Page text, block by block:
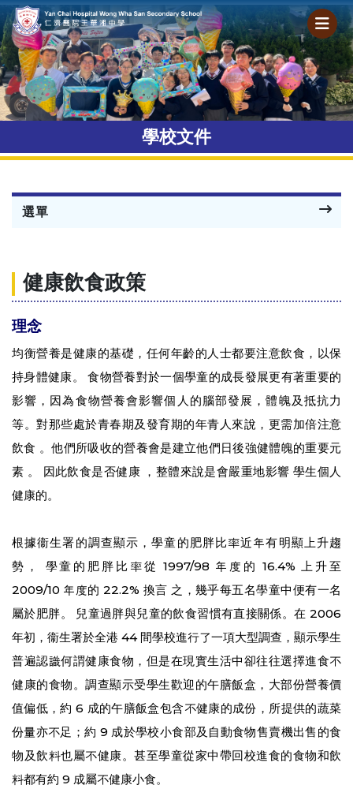
學校文件
選單
健康飲食政策
理念
均衡營養是健康的基礎，任何年齡的人士都要注意飲食，以保
持身體健康。 食物營養對於一個學童的成長發展更有著重要的
影響，因為食物營養會影響個人的腦部發展，體魄及抵抗力
等。對那些處於青春期及發育期的年青人來說，更需加倍注意
飲食 。他們所吸收的營養會是建立他們日後強健體魄的重要元
素 。 因此飲食是否健康 ，整體來說是會嚴重地影響 學生個人
健康的。
根據衞生署的調查顯示，學童的肥胖比率近年有明顯上升趨
勢， 學童的肥胖比率從 1997/98 年度的 16.4% 上升至
2009/10 年度的 22.2% 換言 之，幾乎每五名學童中便有一名
屬於肥胖。 兒童過胖與兒童的飲食習慣有直接關係。在 2006
年初，衞生署於全港 44 間學校進行了一項大型調查，顯示學生
普遍認識何謂健康食物，但是在現實生活中卻往往選擇進食不
健康的食物。調查顯示受學生歡迎的午膳飯盒，大部份營養價
值偏低，約 6 成的午膳飯盒包含不健康的成份，所提供的蔬菜
份量亦不足；約 9 成於學校小食部及自動食物售賣機出售的食
物及飲料也屬不健康。甚至學童從家中帶回校進食的食物和飲
料都有約 9 成屬不健康小食。